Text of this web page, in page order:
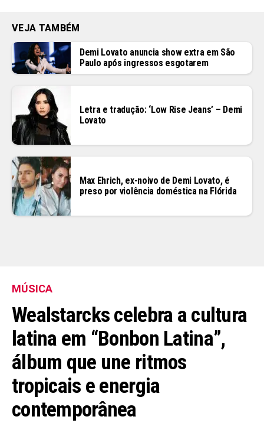
VEJA TAMBÉM
Demi Lovato anuncia show extra em São
Paulo após ingressos esgotarem
Letra e tradução: ‘Low Rise Jeans’ – Demi
Lovato
Max Ehrich, ex-noivo de Demi Lovato, é
preso por violência doméstica na Flórida
MÚSICA
Wealstarcks celebra a cultura
latina em “Bonbon Latina”,
álbum que une ritmos
tropicais e energia
contemporânea